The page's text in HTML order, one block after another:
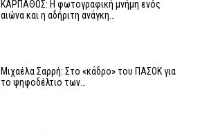
ΚΑΡΠΑΘΟΣ: Η φωτογραφική μνήμη ενός
αιώνα και η αδήριτη ανάγκη…
Μιχαέλα Σαρρή: Στο «κάδρο» του ΠΑΣΟΚ για
το ψηφοδέλτιο των…